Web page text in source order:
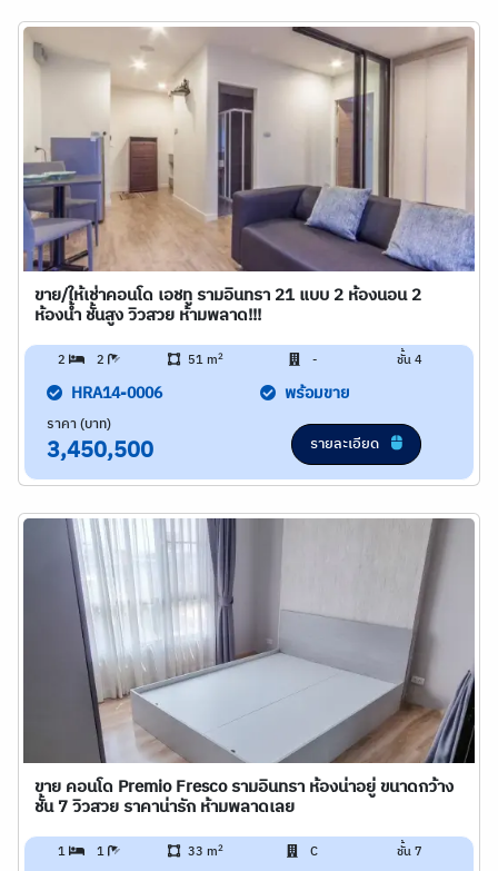
ขาย/ให้เช่าคอนโด เอชทู รามอินทรา 21 แบบ 2 ห้องนอน 2
ห้องน้ำ ชั้นสูง วิวสวย ห้ามพลาด!!!
2 2 51 m2 - ชั้น 4
HRA14-0006 พร้อมขาย
ราคา (บาท)
3,450,500 รายละเอียด
ขาย คอนโด Premio Fresco รามอินทรา ห้องน่าอยู่ ขนาดกว้าง
ชั้น 7 วิวสวย ราคาน่ารัก ห้ามพลาดเลย
1 1 33 m2 C ชั้น 7